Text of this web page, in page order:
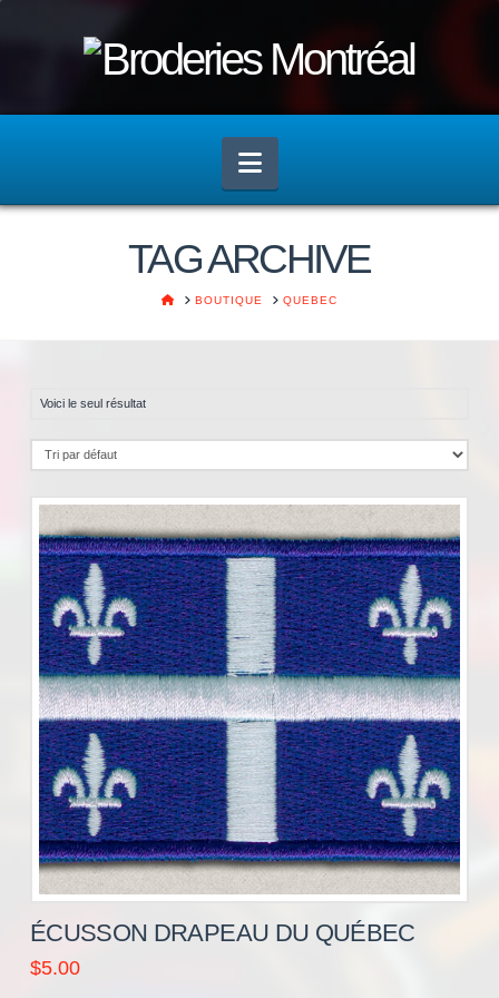
Navigation
TAG ARCHIVE
HOMEBOUTIQUE QUEBEC
Voici le seul résultat
ÉCUSSON DRAPEAU DU QUÉBEC
$5.00